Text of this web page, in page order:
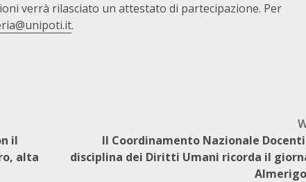
verrà rilasciato un attestato di partecipazione. Per
.
il
alta
Il Coordinamento Nazionale
disciplina dei Diritti Umani ricorda il